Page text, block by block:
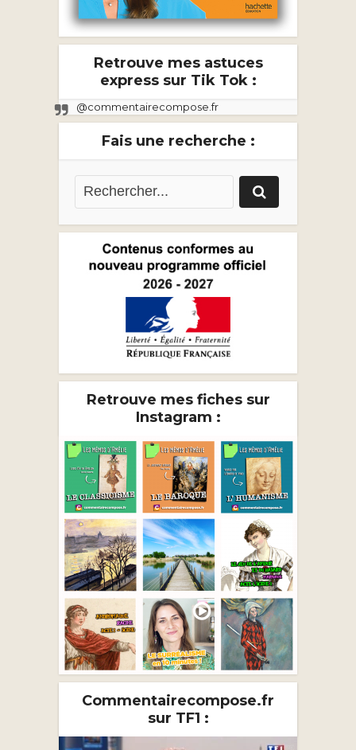
Retrouve mes astuces
express sur Tik Tok :
@commentairecompose.fr
Fais une recherche :
Retrouve mes fiches sur
Instagram :
Commentairecompose.fr
sur TF1 :